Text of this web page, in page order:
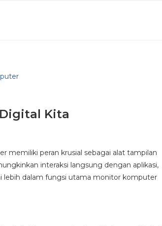
Kita
memiliki peran krusial sebagai alat tampilan
interaksi langsung dengan aplikasi,
lebih dalam fungsi utama monitor komputer